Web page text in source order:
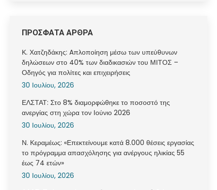
ΠΡΟΣΦΑΤΑ ΑΡΘΡΑ
Κ. Χατζηδάκης: Aπλοποίηση μέσω των υπεύθυνων
δηλώσεων στο 40% των διαδικασιών του ΜΙΤΟΣ –
Οδηγός για πολίτες και επιχειρήσεις
30 Ιουλίου, 2026
ΕΛΣΤΑΤ: Στο 8% διαμορφώθηκε το ποσοστό της
ανεργίας στη χώρα τον Ιούνιο 2026
30 Ιουλίου, 2026
Ν. Κεραμέως: «Επεκτείνουμε κατά 8.000 θέσεις εργασίας
το πρόγραμμα απασχόλησης για ανέργους ηλικίας 55
έως 74 ετών»
30 Ιουλίου, 2026